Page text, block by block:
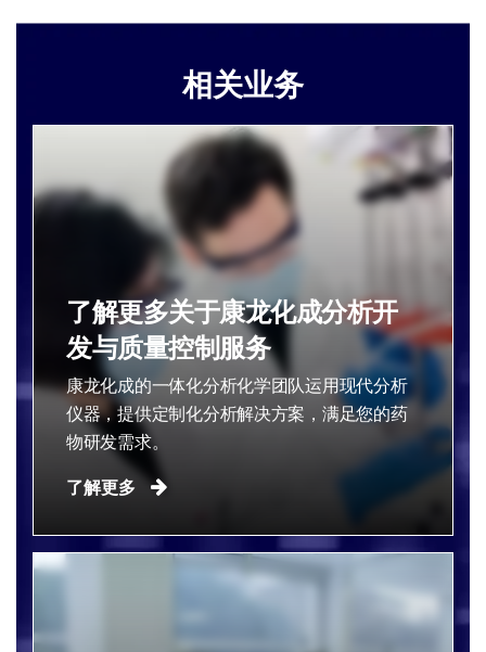
相关业务
了解更多关于康龙化成分析开
发与质量控制服务
康龙化成的一体化分析化学团队运用现代分析
仪器，提供定制化分析解决方案，满足您的药
物研发需求。​
了解更多